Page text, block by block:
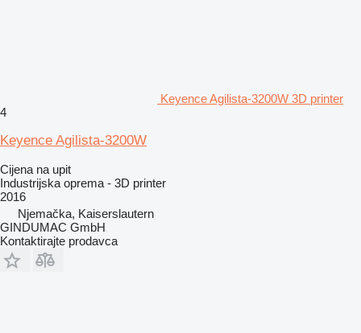
Keyence Agilista-3200W 3D printer
4
Keyence Agilista-3200W
Cijena na upit
Industrijska oprema - 3D printer
2016
Njemačka, Kaiserslautern
GINDUMAC GmbH
Kontaktirajte prodavca